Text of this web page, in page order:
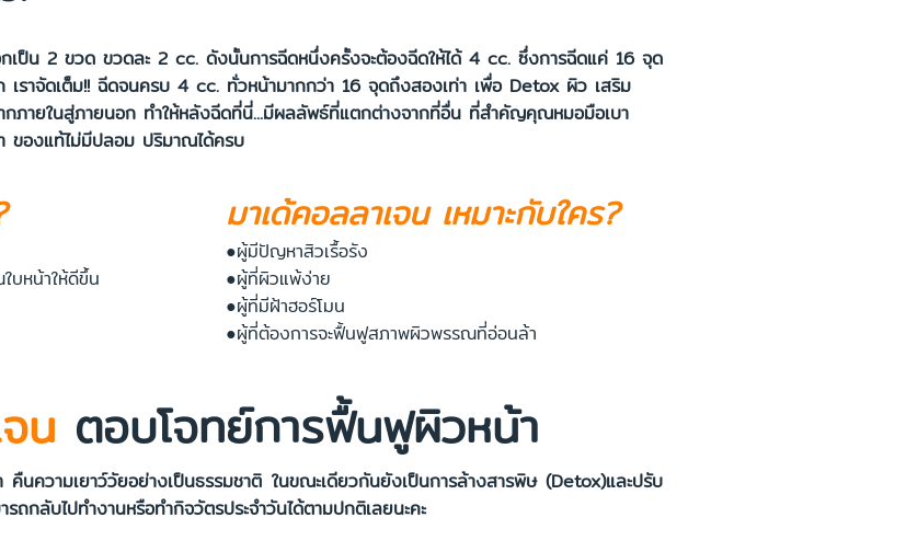
ขวด ขวดละ 2 cc. ดังนั้นการฉีดหนึ่งครั้งจะต้องฉีดให้ได้ 4 cc. ซึ่งการฉีดแค่ 16 จุด
ราจัดเต็ม!! ฉีดจนครบ 4 cc. ทั่วหน้ามากกว่า 16 จุดถึงสองเท่า เพื่อ Detox ผิว เสริม
ภายในสู่ภายนอก ทำให้หลังฉีดที่นี่...มีผลลัพธ์ที่แตกต่างจากที่อื่น ที่สำคัญคุณหมอมือเบา
ของแท้ไม่มีปลอม ปริมาณได้ครบ
บหน้าให้ดีขึ้น
มาเด้คอลลาเจน เหมาะกับใคร?
●ผู้มีปัญหาสิวเรื้อรัง
●ผู้ที่ผิวแพ้ง่าย
●ผู้ที่มีฝ้าฮอร์โมน
●ผู้ที่ต้องการจะฟื้นฟูสภาพผิวพรรณที่อ่อนล้า
น ตอบโจทย์การฟื้นฟูผิวหน้า
นความเยาว์วัยอย่างเป็นธรรมชาติ ในขณะเดียวกันยังเป็นการล้างสารพิษ (Detox)และปรับ
กลับไปทำงานหรือทำกิจวัตรประจำวันได้ตามปกติเลยนะคะ